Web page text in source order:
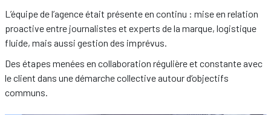
L’équipe de l’agence était présente en continu : mise en relation
proactive entre journalistes et experts de la marque, logistique
fluide, mais aussi gestion des imprévus.
Des étapes menées en collaboration régulière et constante avec
le client dans une démarche collective autour d’objectifs
communs.